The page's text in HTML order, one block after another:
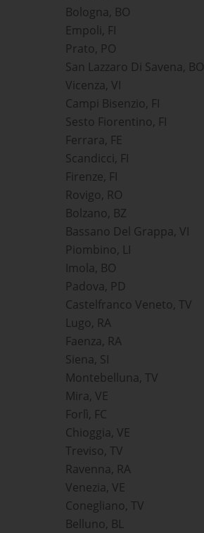
Bologna, BO
Empoli, FI
Prato, PO
San Lazzaro Di Savena, BO
Vicenza, VI
Campi Bisenzio, FI
Sesto Fiorentino, FI
Ferrara, FE
Scandicci, FI
Firenze, FI
Rovigo, RO
Bolzano, BZ
Bassano Del Grappa, VI
Piombino, LI
Imola, BO
Padova, PD
Castelfranco Veneto, TV
Lugo, RA
Faenza, RA
Siena, SI
Montebelluna, TV
Mira, VE
Forlì, FC
Chioggia, VE
Treviso, TV
Ravenna, RA
Venezia, VE
Conegliano, TV
Belluno, BL